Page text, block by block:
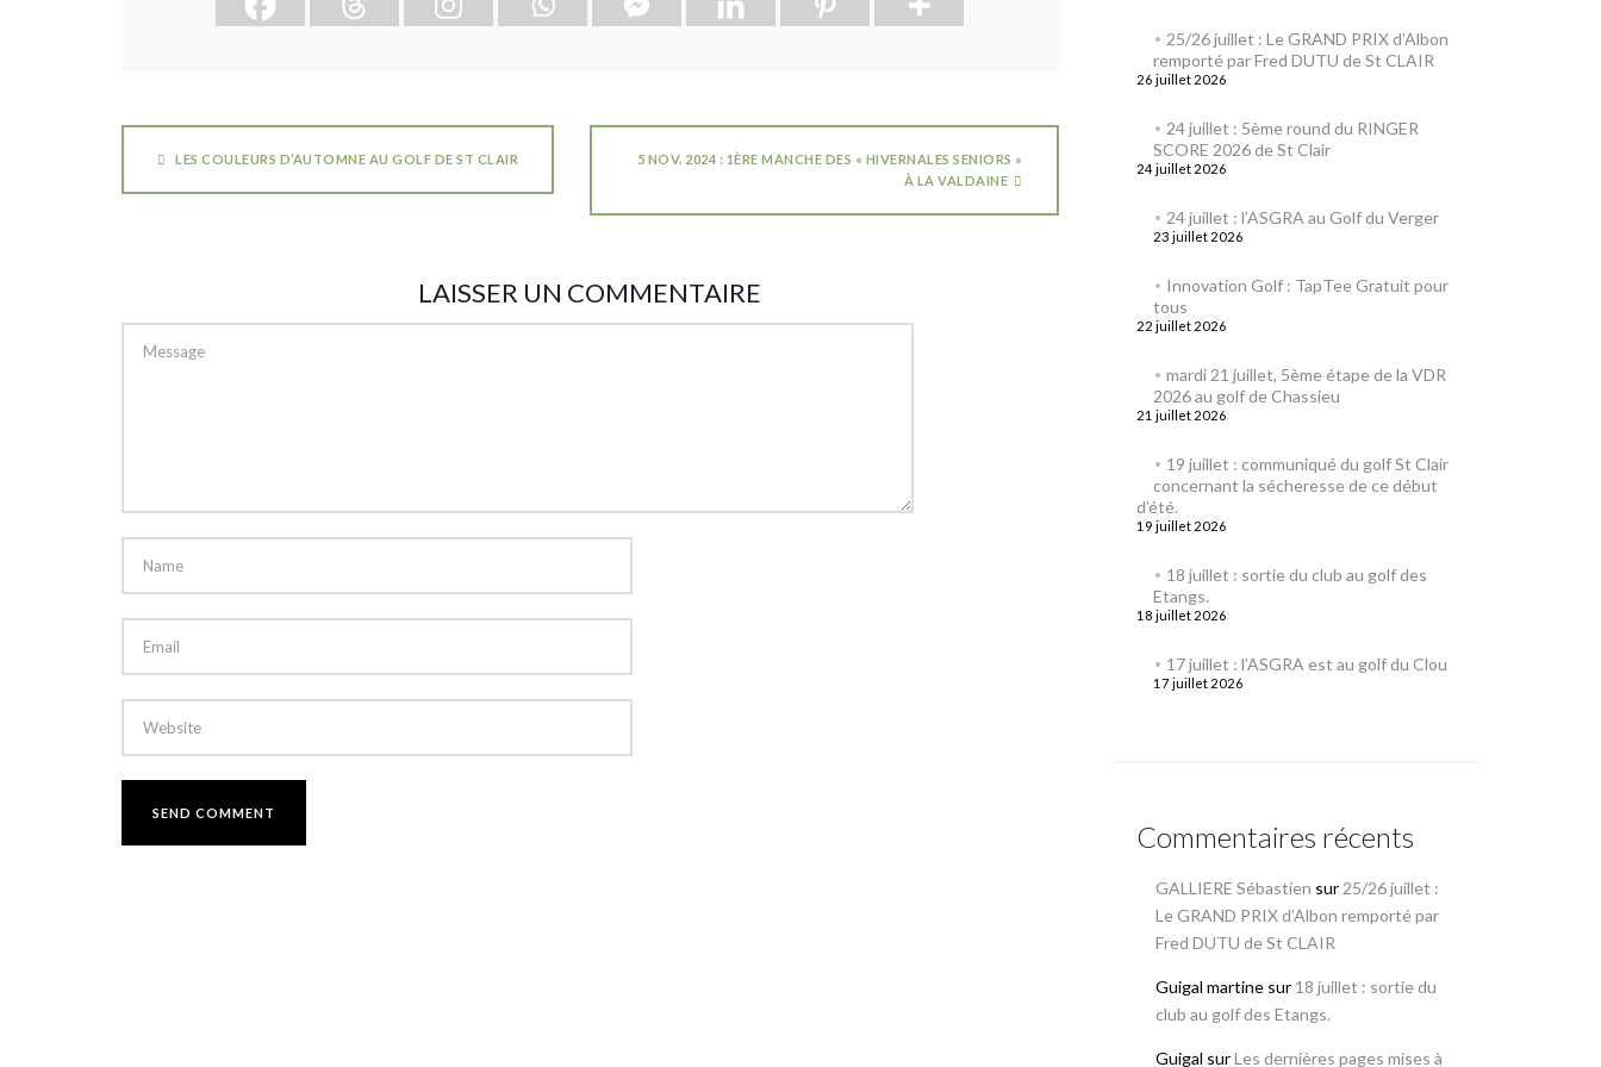
LES COULEURS D’AUTOMNE AU GOLF DE ST CLAIR
5 NOV. 2024 : 1ÈRE MANCHE DES « HIVERNALES SENIORS »
À LA VALDAINE
LAISSER UN COMMENTAIRE
25/26 juillet : Le GRAND PRIX d’Albon
remporté par Fred DUTU de St CLAIR
26 juillet 2026
24 juillet : 5ème round du RINGER
SCORE 2026 de St Clair
24 juillet 2026
24 juillet : l’ASGRA au Golf du Verger
23 juillet 2026
Innovation Golf : TapTee Gratuit pour
tous
22 juillet 2026
mardi 21 juillet, 5ème étape de la VDR
2026 au golf de Chassieu
21 juillet 2026
19 juillet : communiqué du golf St Clair
concernant la sécheresse de ce début
d’été.
19 juillet 2026
18 juillet : sortie du club au golf des
Etangs.
18 juillet 2026
17 juillet : l’ASGRA est au golf du Clou
17 juillet 2026
Commentaires récents
GALLIERE Sébastien sur 25/26 juillet :
Le GRAND PRIX d’Albon remporté par
Fred DUTU de St CLAIR
Guigal martine sur 18 juillet : sortie du
club au golf des Etangs.
Guigal surLes dernières pages mises à